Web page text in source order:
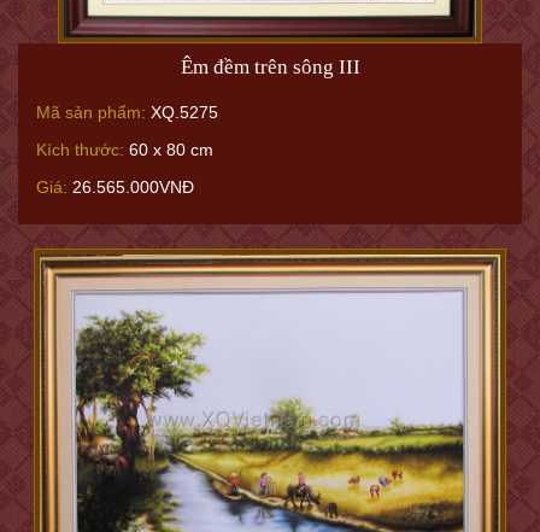
Êm đềm trên sông III
Mã sản phẩm: XQ.5275
Kích thước: 60 x 80 cm
Giá: 26.565.000VNĐ